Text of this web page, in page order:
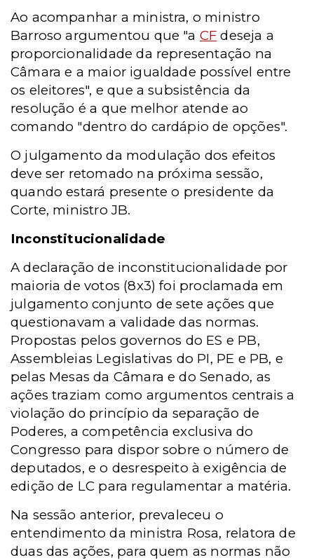
Ao acompanhar a ministra, o ministro
Barroso argumentou que "a CF deseja a
proporcionalidade da representação na
Câmara e a maior igualdade possível entre
os eleitores", e que a subsistência da
resolução é a que melhor atende ao
comando "dentro do cardápio de opções".
O julgamento da modulação dos efeitos
deve ser retomado na próxima sessão,
quando estará presente o presidente da
Corte, ministro JB.
Inconstitucionalidade
A declaração de inconstitucionalidade por
maioria de votos (8x3) foi proclamada em
julgamento conjunto de sete ações que
questionavam a validade das normas.
Propostas pelos governos do ES e PB,
Assembleias Legislativas do PI, PE e PB, e
pelas Mesas da Câmara e do Senado, as
ações traziam como argumentos centrais a
violação do princípio da separação de
Poderes, a competência exclusiva do
Congresso para dispor sobre o número de
deputados, e o desrespeito à exigência de
edição de LC para regulamentar a matéria.
Na sessão anterior, prevaleceu o
entendimento da ministra Rosa, relatora de
duas das ações, para quem as normas não